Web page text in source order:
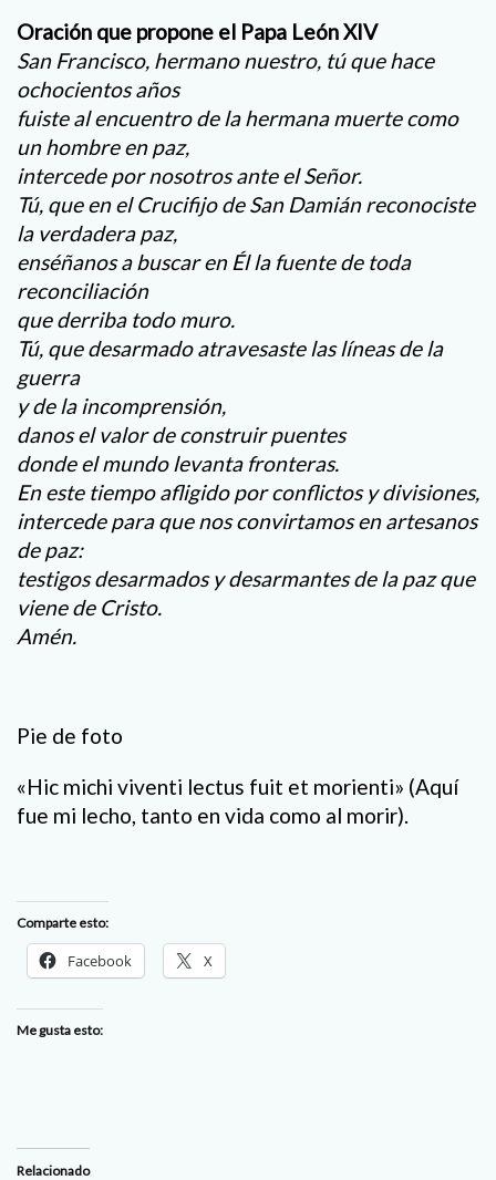
Oración que propone el Papa León XIV
San Francisco, hermano nuestro, tú que hace
ochocientos años
fuiste al encuentro de la hermana muerte como
un hombre en paz,
intercede por nosotros ante el Señor.
Tú, que en el Crucifijo de San Damián reconociste
la verdadera paz,
enséñanos a buscar en Él la fuente de toda
reconciliación
que derriba todo muro.
Tú, que desarmado atravesaste las líneas de la
guerra
y de la incomprensión,
danos el valor de construir puentes
donde el mundo levanta fronteras.
En este tiempo afligido por conflictos y divisiones,
intercede para que nos convirtamos en artesanos
de paz:
testigos desarmados y desarmantes de la paz que
viene de Cristo.
Amén.
Pie de foto
«Hic michi viventi lectus fuit et morienti» (Aquí
fue mi lecho, tanto en vida como al morir).
Comparte esto:
Facebook X
Me gusta esto:
Relacionado